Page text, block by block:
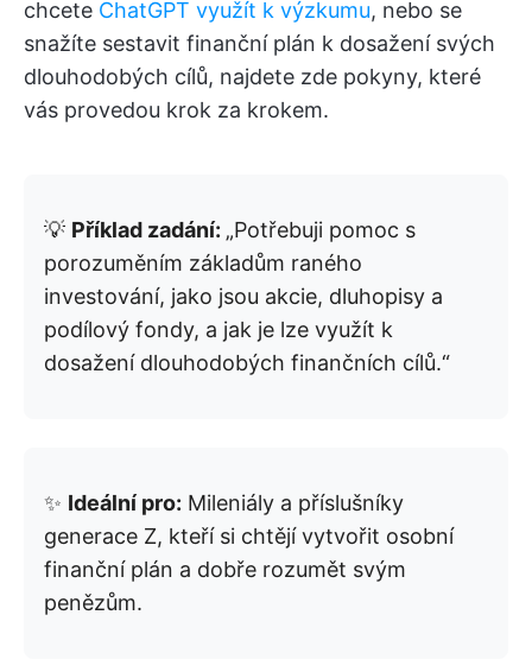
chcete ChatGPT využít k výzkumu, nebo se
snažíte sestavit finanční plán k dosažení svých
dlouhodobých cílů, najdete zde pokyny, které
vás provedou krok za krokem.
💡 Příklad zadání: „Potřebuji pomoc s
porozuměním základům raného
investování, jako jsou akcie, dluhopisy a
podílový fondy, a jak je lze využít k
dosažení dlouhodobých finančních cílů.“
✨ Ideální pro: Mileniály a příslušníky
generace Z, kteří si chtějí vytvořit osobní
finanční plán a dobře rozumět svým
penězům.